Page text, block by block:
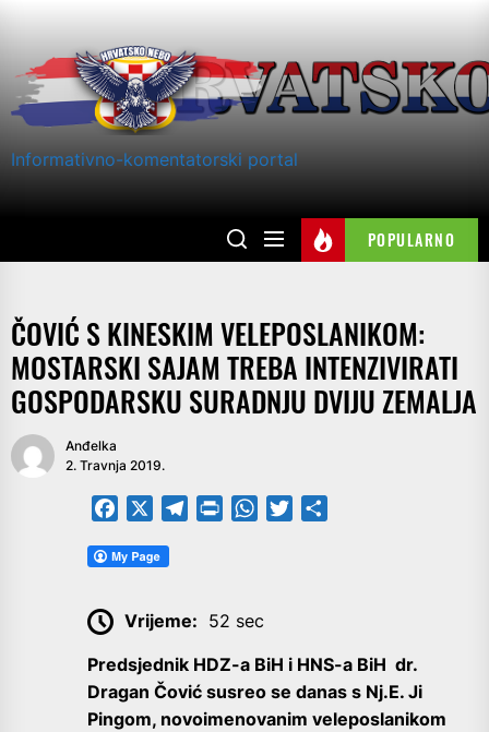
content
Informativno-komentatorski portal
POPULARNO
ČOVIĆ S KINESKIM VELEPOSLANIKOM:
MOSTARSKI SAJAM TREBA INTENZIVIRATI
GOSPODARSKU SURADNJU DVIJU ZEMALJA
Anđelka
2. Travnja 2019.
Facebook TelegramPrintFriendly
WhatsApp
Twitter
Vrijeme: 52 sec
Predsjednik HDZ-a BiH i HNS-a BiH dr.
Dragan Čović susreo se danas s Nj.E. Ji
Pingom, novoimenovanim veleposlanikom